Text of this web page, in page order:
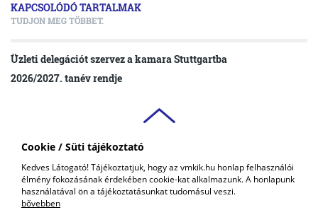
Cookie / Süti tájékoztató
Kedves Látogató! Tájékoztatjuk, hogy az vmkik.hu honlap felhasználói
élmény fokozásának érdekében cookie-kat alkalmazunk. A honlapunk
használatával ön a tájékoztatásunkat tudomásul veszi.
bővebben
KAPCSOLÓDÓ TARTALMAK
TUDJON MEG TÖBBET.
Üzleti delegációt szervez a kamara Stuttgartba
2026/2027. tanév rendje
VAS VÁRMEGYEI
KERESKEDELMI ÉS IPARKAMARA
COPYRIGHT © 2018 - 2026 VMKIK. |
ALL RIGHTS RESERVED! DESIGNED &
POWERED BY
POSITIVE ADAMSKY